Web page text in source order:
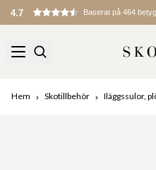
4.7 Baserat på 464 betyg
Hem Skotillbehör Iläggssulor,